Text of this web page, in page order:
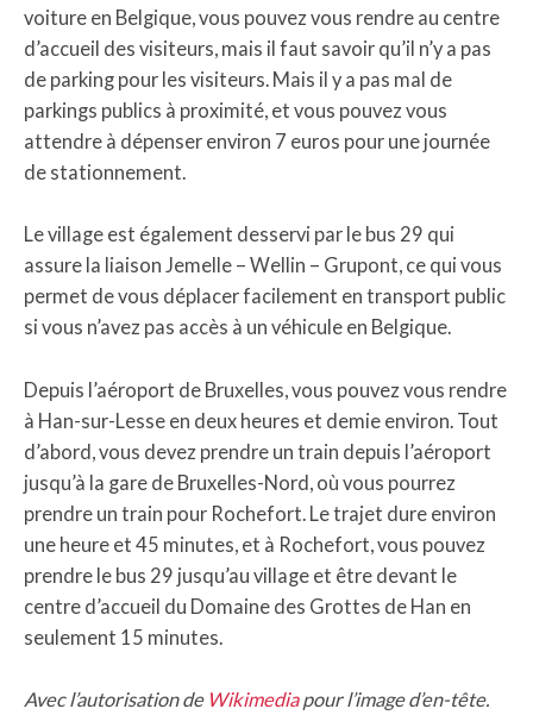
voiture en Belgique, vous pouvez vous rendre au centre
d’accueil des visiteurs, mais il faut savoir qu’il n’y a pas
de parking pour les visiteurs. Mais il y a pas mal de
parkings publics à proximité, et vous pouvez vous
attendre à dépenser environ 7 euros pour une journée
de stationnement.
Le village est également desservi par le bus 29 qui
assure la liaison Jemelle – Wellin – Grupont, ce qui vous
permet de vous déplacer facilement en transport public
si vous n’avez pas accès à un véhicule en Belgique.
Depuis l’aéroport de Bruxelles, vous pouvez vous rendre
à Han-sur-Lesse en deux heures et demie environ. Tout
d’abord, vous devez prendre un train depuis l’aéroport
jusqu’à la gare de Bruxelles-Nord, où vous pourrez
prendre un train pour Rochefort. Le trajet dure environ
une heure et 45 minutes, et à Rochefort, vous pouvez
prendre le bus 29 jusqu’au village et être devant le
centre d’accueil du Domaine des Grottes de Han en
seulement 15 minutes.
Avec l’autorisation de Wikimediapour l’image d’en-tête.